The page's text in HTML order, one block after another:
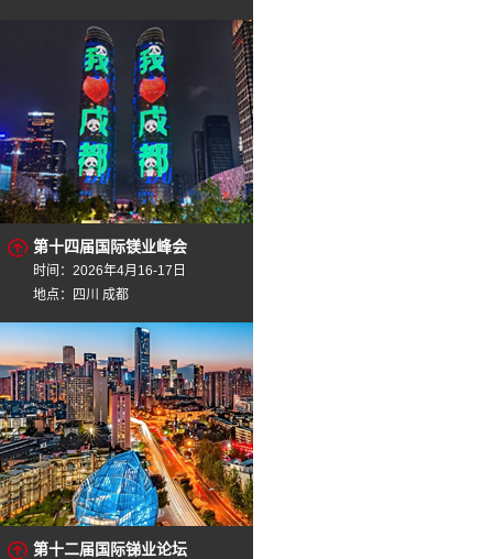
第十四届国际镁业峰会
时间：2026年4月16-17日
地点：四川 成都
第十二届国际锑业论坛